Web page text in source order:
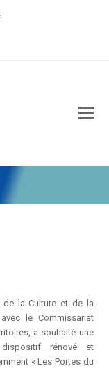
de la Culture et de la
le Commissariat
a souhaité une
rénové et
« Les Portes du